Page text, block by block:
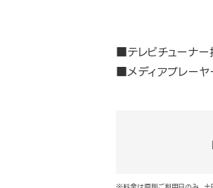
■テレビチューナ
■メディアプレー